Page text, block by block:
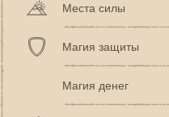
Места силы
Магия защиты
Магия денег